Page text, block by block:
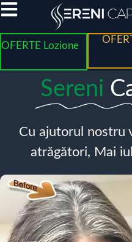
OFERTE Lozione
Sereni
Cu ajutorul nostru
atrăgători, Mai